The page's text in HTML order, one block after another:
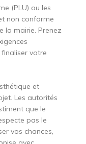
(PLU) ou les
non conforme
la mairie. Prenez
votre
et
Les autorités
que le
pas le
vos chances,